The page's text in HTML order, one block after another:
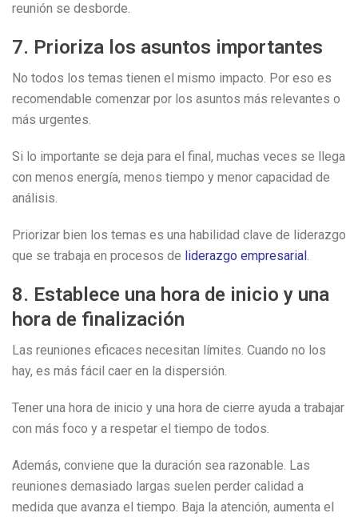
reunión se desborde.
7. Prioriza los asuntos importantes
No todos los temas tienen el mismo impacto. Por eso es
recomendable comenzar por los asuntos más relevantes o
más urgentes.
Si lo importante se deja para el final, muchas veces se llega
con menos energía, menos tiempo y menor capacidad de
análisis.
Priorizar bien los temas es una habilidad clave de liderazgo
que se trabaja en procesos de liderazgo empresarial.
8. Establece una hora de inicio y una
hora de finalización
Las reuniones eficaces necesitan límites. Cuando no los
hay, es más fácil caer en la dispersión.
Tener una hora de inicio y una hora de cierre ayuda a trabajar
con más foco y a respetar el tiempo de todos.
Además, conviene que la duración sea razonable. Las
reuniones demasiado largas suelen perder calidad a
medida que avanza el tiempo. Baja la atención, aumenta el